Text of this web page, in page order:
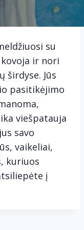
su
ir nori
širdyse. Jūs
pasitikėjimo
viešpatauja
savo
vaikeliai,
kuriuos
į